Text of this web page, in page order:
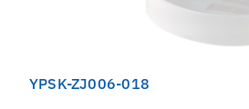
YPSK-ZJ006-018